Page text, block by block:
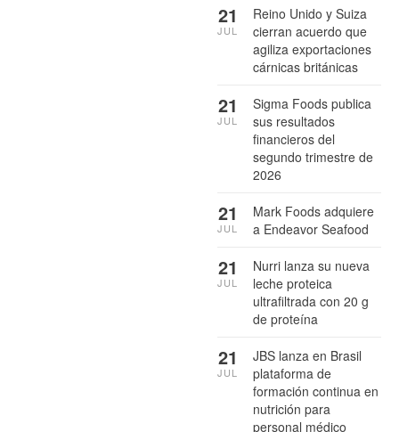
Reino Unido y Suiza
cierran acuerdo que
agiliza exportaciones
cárnicas británicas
21
JUL
Sigma Foods publica
sus resultados
financieros del
segundo trimestre de
2026
21
JUL
Mark Foods adquiere
a Endeavor Seafood
21
JUL
Nurri lanza su nueva
leche proteica
ultrafiltrada con 20 g
de proteína
21
JUL
JBS lanza en Brasil
plataforma de
formación continua en
nutrición para
personal médico
21
JUL